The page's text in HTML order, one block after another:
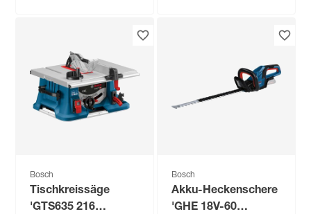
Bosch
Tischkreissäge
'GTS635 216
Bosch
Akku-Heckenschere
'GHE 18V-60